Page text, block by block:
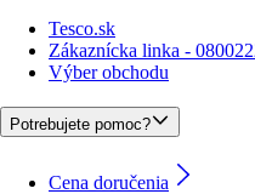
Tesco.sk
Zákaznícka linka -
Výber obchodu
Potrebujete pomoc?
Cena doručenia